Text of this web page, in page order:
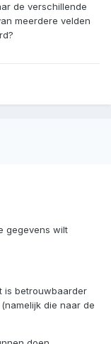
de verschillende
meerdere velden
gegevens wilt
is betrouwbaarder
die naar de